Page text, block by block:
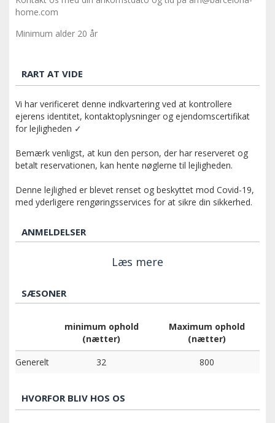
home.com
Minimum alder 20 år
RART AT VIDE
Vi har verificeret denne indkvartering ved at kontrollere
ejerens identitet, kontaktoplysninger og ejendomscertifikat
for lejligheden ✓
Bemærk venligst, at kun den person, der har reserveret og
betalt reservationen, kan hente nøglerne til lejligheden.
Denne lejlighed er blevet renset og beskyttet mod Covid-19,
med yderligere rengøringsservices for at sikre din sikkerhed.
ANMELDELSER
Læs mere
SÆSONER
minimum ophold
(nætter)
Maximum ophold
(nætter)
Generelt
32 800
HVORFOR BLIV HOS OS